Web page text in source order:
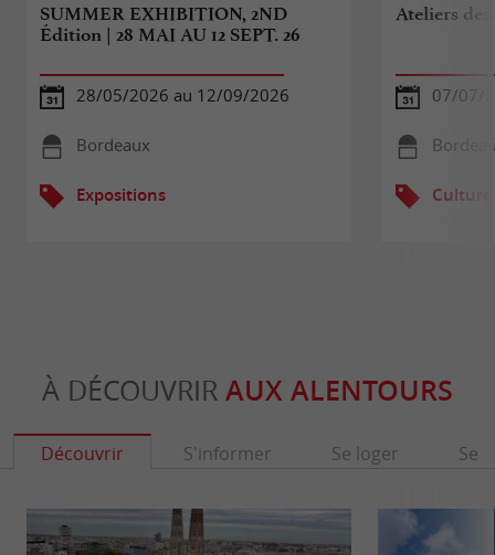
SUMMER EXHIBITION, 2ND
Édition | 28 MAI AU 12 SEPT. 26
28/05/2026 au 12/09/2026
Bordeaux
Expositions
Ateliers des
07/07/
Culture
À DÉCOUVRIR AUX ALENTOURS
Découvrir S'informer Se loger Se